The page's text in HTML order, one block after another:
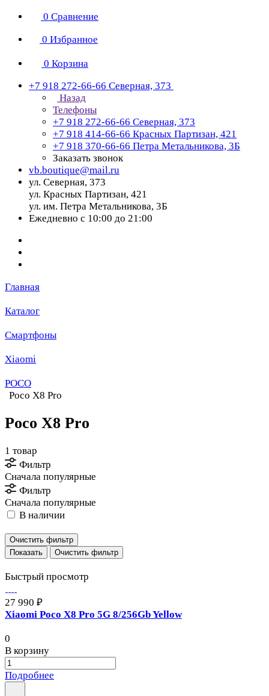
0 Сравнение
0 Избранное
0 Корзина
+7 918 272-66-66 Северная, 373
Назад
Телефоны
+7 918 272-66-66 Северная, 373
+7 918 414-66-66 Красных Партизан, 421
+7 918 370-66-66 Петра Метальникова, 3Б
Заказать звонок
vb.boutique@mail.ru
ул. Северная, 373
ул. Красных Партизан, 421
ул. им. Петра Метальникова, 3Б
Ежедневно с 10:00 до 21:00
Главная
Каталог
Смартфоны
Xiaomi
POCO
Poco X8 Pro
Poco X8 Pro
1 товар
Фильтр
Сначала популярные
Фильтр
Сначала популярные
В наличии
Очистить фильтр
Очистить фильтр
Быстрый просмотр
27 990 ₽
Xiaomi Poco X8 Pro 5G 8/256Gb Yellow
0
В корзину
Подробнее